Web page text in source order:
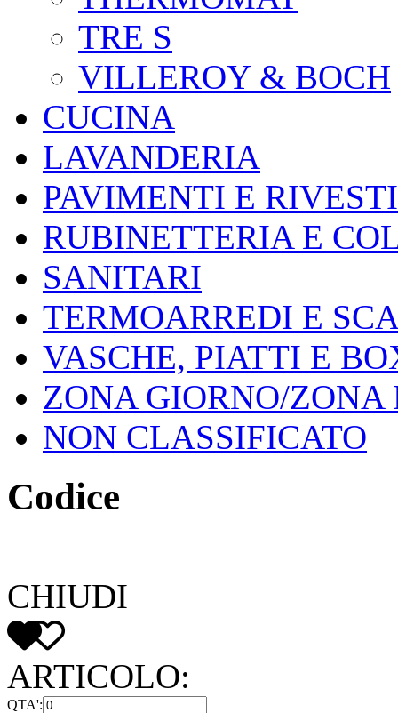
TRE S
VILLEROY & BOCH
CUCINA
LAVANDERIA
PAVIMENTI E
RUBINETTERIA E
SANITARI
TERMOARREDI E
VASCHE, PIATTI E
ZONA GIORNO/ZONA
NON CLASSIFICATO
Codice
CHIUDI
ARTICOLO:
QTA':